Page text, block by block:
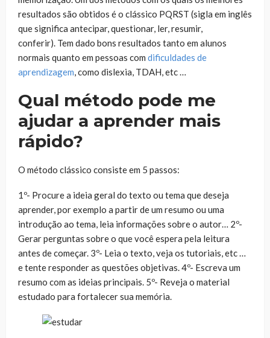
resultados são obtidos é o clássico PQRST (sigla em inglês
que significa antecipar, questionar, ler, resumir,
conferir). Tem dado bons resultados tanto em alunos
normais quanto em pessoas com dificuldades de
aprendizagem, como dislexia, TDAH, etc …
Qual método pode me
ajudar a aprender mais
rápido?
O método clássico consiste em 5 passos:
1º- Procure a ideia geral do texto ou tema que deseja
aprender, por exemplo a partir de um resumo ou uma
introdução ao tema, leia informações sobre o autor… 2º-
Gerar perguntas sobre o que você espera pela leitura
antes de começar. 3º- Leia o texto, veja os tutoriais, etc …
e tente responder as questões objetivas. 4º- Escreva um
resumo com as ideias principais. 5º- Reveja o material
estudado para fortalecer sua memória.